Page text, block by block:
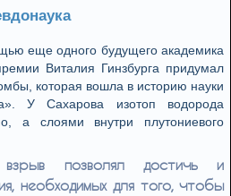
еще одного будущего академика
Виталия Гинзбурга придумал
которая вошла в историю науки
У Сахарова изотоп водорода
а слоями внутри плутониевого
позволял достичь и
необходимых для того, чтобы